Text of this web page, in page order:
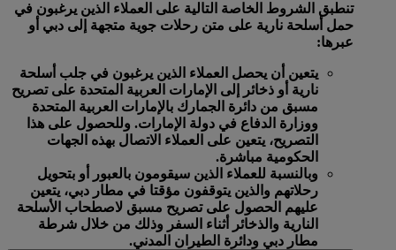
تنطبق الشروط الخاصة التالية على العملاء الذين يرغبون في
حمل أسلحة نارية على متن رحلات جوية متجهة إلى دبي أو
عبرها:
يتعين أن يحصل العملاء الذين يرغبون في جلب أسلحة
نارية أو ذخائر إلى الإمارات العربية المتحدة على تصريح
مسبق من دائرة الجمارك بالإمارات العربية المتحدة
ووزارة الدفاع في دولة الإمارات. وللحصول على هذا
التصريح، يتعين على العملاء الاتصال بهذه الجهات
الحكومية مباشرة.
وبالنسبة للعملاء الذين سيقومون بالعبور أو بتحويل
رحلاتهم والذين يتوقفون مؤقتا في مطار دبي، يتعين
عليهم الحصول على تصريح مسبق لاصطحاب الأسلحة
النارية والذخائر أثناء السفر وذلك من خلال شرطة
مطار دبي ودائرة الطيران المدني.